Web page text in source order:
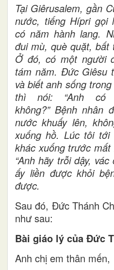
Tại Giêrusalem, gần
nước, tiếng Hípri gọi
có năm hành lang.
đui mù, què quặt, bất
Ở đó, có một người
tám năm. Đức Giêsu
và biết anh sống
thì nói: “Anh có
không?” Bệnh nhân
nước khuấy lên,
xuống hồ. Lúc tôi
khác xuống trước
“Anh hãy trỗi dậy,
ấy liền được khỏi
được.
Sau đó, Đức Thánh
như sau:
Bài giáo lý của Đức
Anh chị em thân mến,